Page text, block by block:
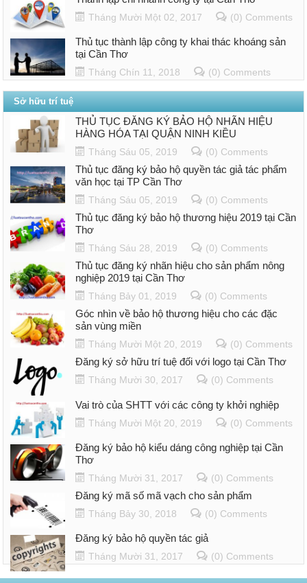
Tháng Mười Một 02, 2017 (0) Comments
Thủ tục thành lập công ty khai thác khoáng sản
tại Cần Thơ
Tháng Chín 11, 2018 (0) Comments
Sở hữu trí tuệ
THỦ TỤC ĐĂNG KÝ BẢO HỘ NHÃN HIỆU
HÀNG HÓA TẠI QUẬN NINH KIỀU
Tháng Sáu 05, 2019 (0) Comments
Thủ tục đăng ký bảo hộ quyền tác giả tác phẩm
văn học tại TP Cần Thơ
Tháng Sáu 05, 2019 (0) Comments
Thủ tục đăng ký bảo hộ thương hiệu 2019 tại Cần
Thơ
Tháng Sáu 28, 2019 (0) Comments
Thủ tục đăng ký nhãn hiệu cho sản phẩm nông
nghiệp 2019 tại Cần Thơ
Tháng Bảy 01, 2019 (0) Comments
Góc nhìn về bảo hộ thương hiệu cho các đặc
sản vùng miền
Tháng Mười Một 20, 2019 (0) Comments
Đăng ký sở hữu trí tuệ đối với logo tại Cần Thơ
Tháng Mười 30, 2017 (0) Comments
Vai trò của SHTT với các công ty khởi nghiệp
Tháng Mười Một 20, 2019 (0) Comments
Đăng ký bảo hộ kiểu dáng công nghiệp tại Cần
Thơ
Tháng Mười 31, 2017 (0) Comments
Đăng ký mã số mã vạch cho sản phẩm
Tháng Bảy 30, 2018 (0) Comments
Đăng ký bảo hộ quyền tác giả
Tháng Mười 31, 2017 (0) Comments